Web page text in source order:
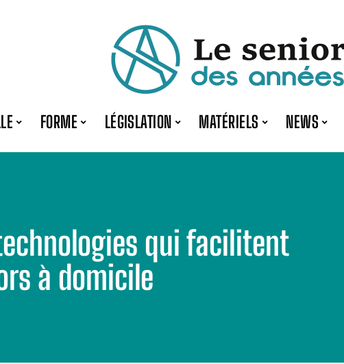
FORME LÉGISLATION MATÉRIELS NEWS
qui facilitent
à domicile